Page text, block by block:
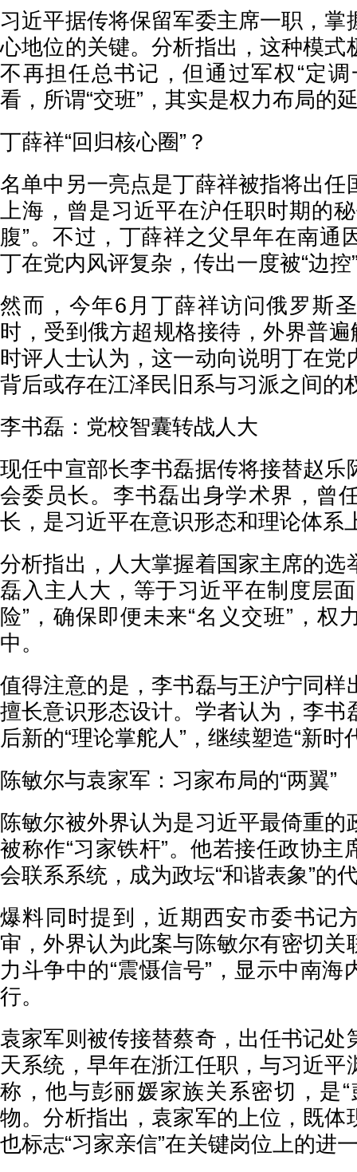
习近平据传将保留军委主席一职，掌
心地位的关键。分析指出，这种模式
不再担任总书记，但通过军权“定
看，所谓“交班”，其实是权力布局的
丁薛祥“回归核心圈”？
名单中另一亮点是丁薛祥被指将出任
上海，曾是习近平在沪任职时期的
腹”。不过，丁薛祥之父早年在南通
丁在党内风评复杂，传出一度被“边控
然而，今年6月丁薛祥访问俄罗斯
时，受到俄方超规格接待，外界普遍
时评人士认为，这一动向说明丁在党
背后或存在江泽民旧系与习派之间的
李书磊：党校智囊转战人大
现任中宣部长李书磊据传将接替赵乐
会委员长。李书磊出身学术界，曾
长，是习近平在意识形态和理论体系
分析指出，人大掌握着国家主席的选
磊入主人大，等于习近平在制度层
险”，确保即便未来“名义交班”，权
中。
值得注意的是，李书磊与王沪宁同样
擅长意识形态设计。学者认为，李书
后新的“理论掌舵人”，继续塑造“新时
陈敏尔与袁家军：习家布局的“两翼”
陈敏尔被外界认为是习近平最倚重的
被称作“习家铁杆”。他若接任政协主
会联系系统，成为政坛“和谐表象”的
爆料同时提到，近期西安市委书记
审，外界认为此案与陈敏尔有密切关
力斗争中的“震慑信号”，显示中南海
行。
袁家军则被传接替蔡奇，出任书记处
天系统，早年在浙江任职，与习近平
称，他与彭丽媛家族关系密切，是
物。分析指出，袁家军的上位，既体
也标志“习家亲信”在关键岗位上的进